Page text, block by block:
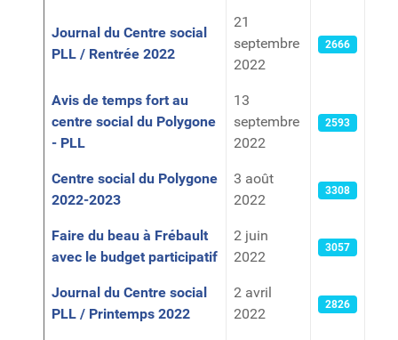
Journal du Centre social
PLL / Rentrée 2022
21
septembre
2022
2666
Avis de temps fort au
centre social du Polygone
- PLL
13
septembre
2022
2593
Centre social du Polygone
2022-2023
3 août
2022
3308
Faire du beau à Frébault
avec le budget participatif
2 juin
2022
3057
Journal du Centre social
PLL / Printemps 2022
2 avril
2022
2826